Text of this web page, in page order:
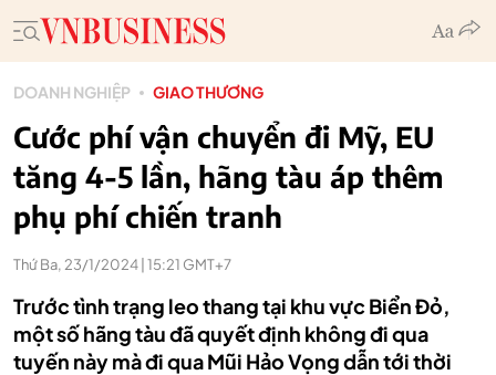
DOANH NGHIỆP GIAO THƯƠNG
Cước phí vận chuyển đi Mỹ, EU
tăng 4-5 lần, hãng tàu áp thêm
phụ phí chiến tranh
Thứ Ba, 23/1/2024 | 15:21 GMT+7
Trước tình trạng leo thang tại khu vực Biển Đỏ,
một số hãng tàu đã quyết định không đi qua
tuyến này mà đi qua Mũi Hảo Vọng dẫn tới thời